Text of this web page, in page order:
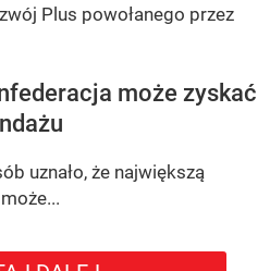
Plus powołanego przez
może zyskać
uznało, że największą